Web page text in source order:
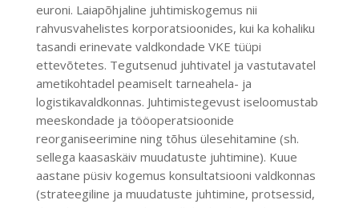
euroni. Laiapõhjaline juhtimiskogemus nii
rahvusvahelistes korporatsioonides, kui ka kohaliku
tasandi erinevate valdkondade VKE tüüpi
ettevõtetes. Tegutsenud juhtivatel ja vastutavatel
ametikohtadel peamiselt tarneahela- ja
logistikavaldkonnas. Juhtimistegevust iseloomustab
meeskondade ja tööoperatsioonide
reorganiseerimine ning tõhus ülesehitamine (sh.
sellega kaasaskäiv muudatuste juhtimine). Kuue
aastane püsiv kogemus konsultatsiooni valdkonnas
(strateegiline ja muudatuste juhtimine, protsessid,